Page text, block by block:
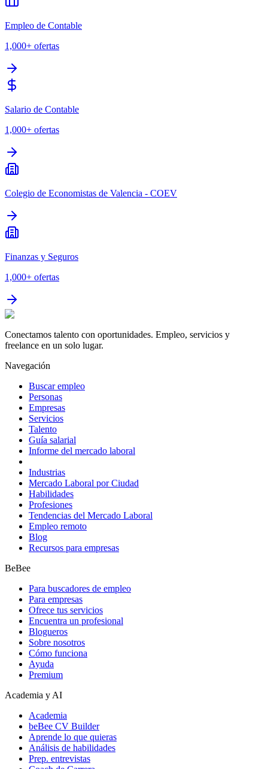
Empleo de Contable
1,000+ ofertas
Salario de Contable
1,000+ ofertas
Colegio de Economistas de Valencia - COEV
Finanzas y Seguros
1,000+ ofertas
Conectamos talento con oportunidades. Empleo, servicios y
freelance en un solo lugar.
Navegación
Buscar empleo
Personas
Empresas
Servicios
Talento
Guía salarial
Informe del mercado laboral
Industrias
Mercado Laboral por Ciudad
Habilidades
Profesiones
Tendencias del Mercado Laboral
Empleo remoto
Blog
Recursos para empresas
BeBee
Para buscadores de empleo
Para empresas
Ofrece tus servicios
Encuentra un profesional
Blogueros
Sobre nosotros
Cómo funciona
Ayuda
Premium
Academia y AI
Academia
beBee CV Builder
Aprende lo que quieras
Análisis de habilidades
Prep. entrevistas